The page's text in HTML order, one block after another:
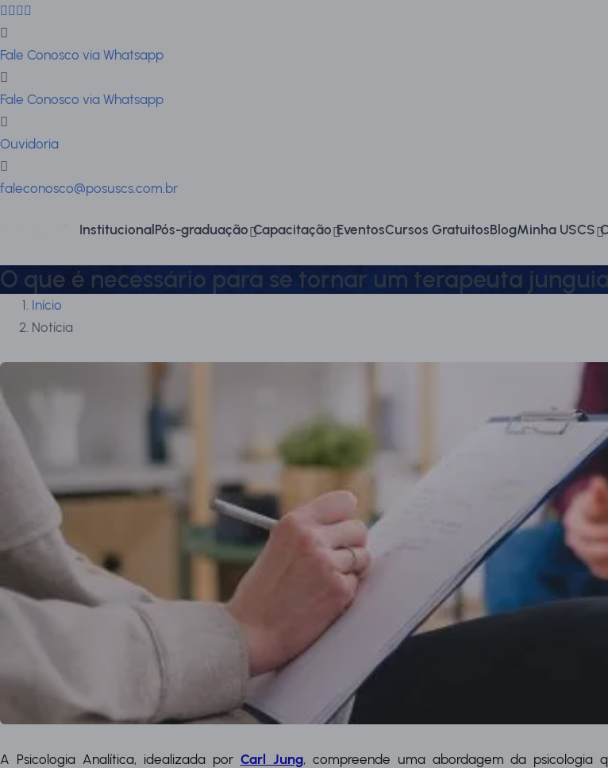
Fale Conosco via Whatsapp
Fale Conosco via Whatsapp
Ouvidoria
faleconosco@posuscs.com.br
Institucional Pós-graduação Capacitação EventosCursos GratuitosBlogMinha USCS
O que é necessário para se tornar um terapeuta
Início
Notícia
A Psicologia Analítica, idealizada por Carl Jung, compreende uma abordagem da